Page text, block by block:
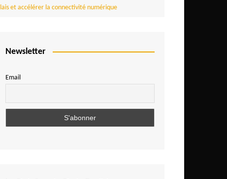
et accélérer la connectivité numérique
Newsletter
Email